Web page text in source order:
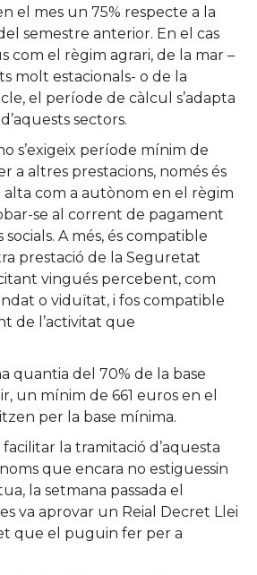
el mes un 75% respecte a la
semestre anterior. En el cas
com el règim agrari, de la mar –
molt estacionals- o de la
el període de càlcul s’adapta
sectors.
s’exigeix període mínim de
a altres prestacions, només és
alta com a autònom en el règim
se al corrent de pagament
A més, és compatible
prestació de la Seguretat
vingués percebent, com
o viduïtat, i fos compatible
de l’activitat que
quantia del 70% de la base
un mínim de 661 euros en el
per la base mínima.
la tramitació d’aquesta
que encara no estiguessin
la setmana passada el
va aprovar un Reial Decret Llei
que el puguin fer per a